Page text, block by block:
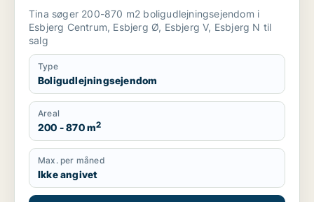
Tina søger 200-870 m2 boligudlejningsejendom i
Esbjerg Centrum, Esbjerg Ø, Esbjerg V, Esbjerg N til
salg
Type
Boligudlejningsejendom
Areal
200 - 870 m2
Max. per måned
Ikke angivet